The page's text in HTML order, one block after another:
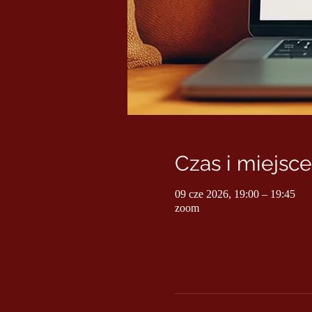
Czas i
09 cze 2026, 19:00 – 19:45
zoom